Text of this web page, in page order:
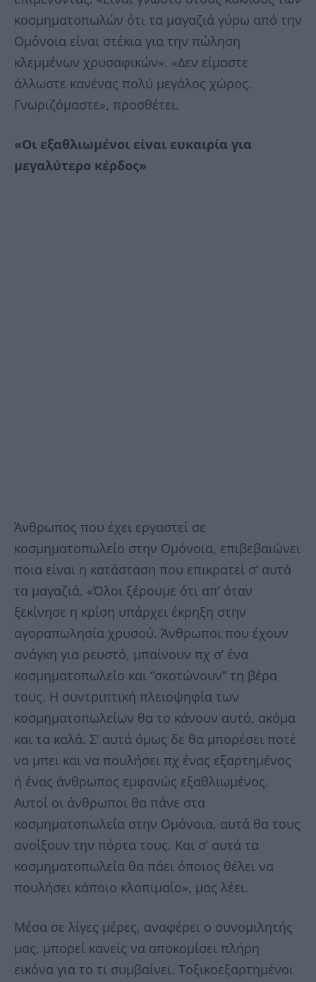
κοσμηματοπωλών ότι τα μαγαζιά γύρω από την
Ομόνοια είναι στέκια για την πώληση
κλεμμένων χρυσαφικών». «Δεν είμαστε
άλλωστε κανένας πολύ μεγάλος χώρος.
Γνωριζόμαστε», προσθέτει.
«Οι εξαθλιωμένοι είναι ευκαιρία για
μεγαλύτερο κέρδος»
Άνθρωπος που έχει εργαστεί σε
κοσμηματοπωλείο στην Ομόνοια, επιβεβαιώνει
ποια είναι η κατάσταση που επικρατεί σ’ αυτά
τα μαγαζιά. «Όλοι ξέρουμε ότι απ’ όταν
ξεκίνησε η κρίση υπάρχει έκρηξη στην
αγοραπωλησία χρυσού. Άνθρωποι που έχουν
ανάγκη για ρευστό, μπαίνουν πχ σ’ ένα
κοσμηματοπωλείο και “σκοτώνουν” τη βέρα
τους. Η συντριπτική πλειοψηφία των
κοσμηματοπωλείων θα το κάνουν αυτό, ακόμα
και τα καλά. Σ’ αυτά όμως δε θα μπορέσει ποτέ
να μπει και να πουλήσει πχ ένας εξαρτημένος
ή ένας άνθρωπος εμφανώς εξαθλιωμένος.
Αυτοί οι άνθρωποι θα πάνε στα
κοσμηματοπωλεία στην Ομόνοια, αυτά θα τους
ανοίξουν την πόρτα τους. Και σ’ αυτά τα
κοσμηματοπωλεία θα πάει όποιος θέλει να
πουλήσει κάποιο κλοπιμαίο», μας λέει.
Μέσα σε λίγες μέρες, αναφέρει ο συνομιλητής
μας, μπορεί κανείς να αποκομίσει πλήρη
εικόνα για το τι συμβαίνει. Τοξικοεξαρτημένοι